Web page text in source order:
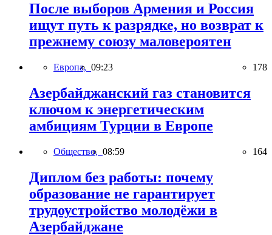
После выборов Армения и Россия
ищут путь к разрядке, но возврат к
прежнему союзу маловероятен
Европа, 09:23 178
Азербайджанский газ становится
ключом к энергетическим
амбициям Турции в Европе
Общество, 08:59 164
Диплом без работы: почему
образование не гарантирует
трудоустройство молодёжи в
Азербайджане